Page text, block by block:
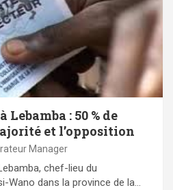
Lebamba : 50 % de
et l’opposition
Manager
chef-lieu du
Wano dans la province de la…